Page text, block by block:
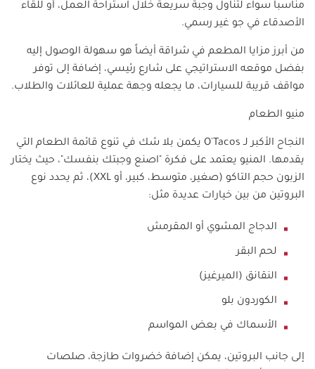
مناسباً سواء لتناول وجبة سريعة خلال استراحة العمل، أو للقاء
الأصدقاء في جو غير رسمي.
من أبرز مزايا المطعم في شراقة أيضاً هو سهولة الوصول إليه
بفضل موقعه الاستراتيجي على شارع رئيسي، إضافة إلى توفر
مواقف قريبة للسيارات، ما يجعله وجهة عملية للعائلات والطلاب.
منيو الطعام
النجاح الأكبر لـ O'Tacos يكمن بلا شك في تنوع قائمة الطعام التي
يقدمها. المنيو يعتمد على فكرة "اصنع وجبتك بنفسك"، حيث يختار
الزبون حجم التاكو (صغير، متوسط، كبير، أو XXL)، ثم يحدد نوع
البروتين من بين خيارات عديدة مثل:
الدجاج المشوي أو المقرمش
لحم البقر
النقانق (الميرغيز)
الكوردون بلو
الأسماك في بعض المواسم
إلى جانب البروتين، يمكن إضافة خضروات طازجة، صلصات